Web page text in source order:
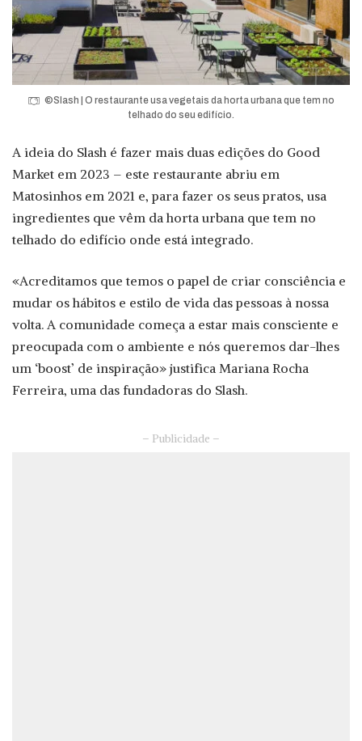
©Slash | O restaurante usa vegetais da horta urbana que tem no
telhado do seu edifício.
A ideia do Slash é fazer mais duas edições do Good
Market em 2023 – este restaurante abriu em
Matosinhos em 2021 e, para fazer os seus pratos, usa
ingredientes que vêm da horta urbana que tem no
telhado do edifício onde está integrado.
«Acreditamos que temos o papel de criar consciência e
mudar os hábitos e estilo de vida das pessoas à nossa
volta. A comunidade começa a estar mais consciente e
preocupada com o ambiente e nós queremos dar-lhes
um ‘boost’ de inspiração» justifica Mariana Rocha
Ferreira, uma das fundadoras do Slash.
– Publicidade –